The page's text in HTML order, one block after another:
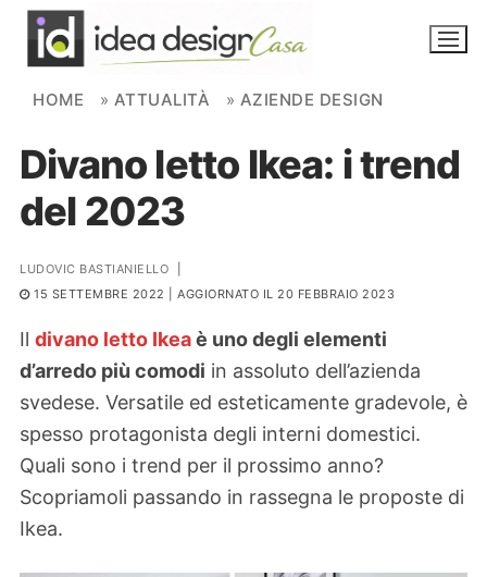
Skip to content
NOVITÀ
AMBIENTI
FAI DA TE
Ortaggio
Search for:
HOME » ATTUALITÀ » AZIENDE DESIGN
Divano letto Ikea: i trend
del 2023
LUDOVIC BASTIANIELLO
15 SETTEMBRE 2022
| AGGIORNATO IL 20 FEBBRAIO 2023
Il divano letto Ikeaè uno degli elementi
d’arredo più comodi in assoluto dell’azienda
svedese. Versatile ed esteticamente gradevole, è
spesso protagonista degli interni domestici.
Quali sono i trend per il prossimo anno?
Scopriamoli passando in rassegna le proposte di
Ikea.